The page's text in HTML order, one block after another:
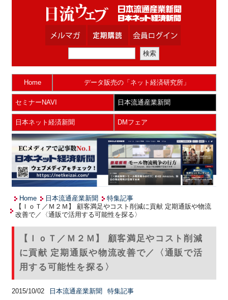
Home データ販売の「ネット経済研究所」
セミナーNAVI 日本流通産業新聞
日本ネット経済新聞 DMフェア
Home 日本流通産業新聞
特集記事
【ＩｏＴ／Ｍ２Ｍ】 顧客満足やコスト削減に貢献 定期通販や物流
改善で／〈通販で活用する可能性を探る〉
【ＩｏＴ／Ｍ２Ｍ】 顧客満足やコスト削減
に貢献 定期通販や物流改善で／〈通販で活
用する可能性を探る〉
2015/10/02 日本流通産業新聞 特集記事